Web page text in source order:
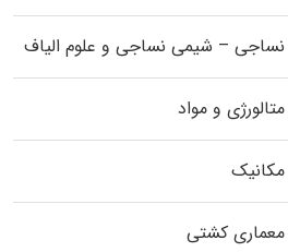
– شیمی نساجی و علوم الیاف
و مواد
کشتی